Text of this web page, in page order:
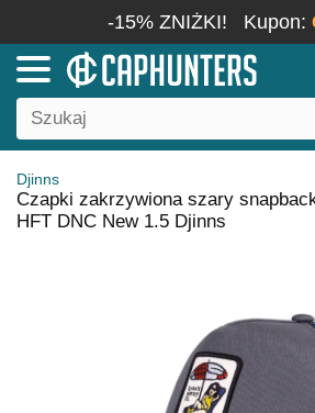
-15% ZNIŻKI! Kupon:
Djinns
Czapki zakrzywiona szary
HFT DNC New 1.5 Djinns